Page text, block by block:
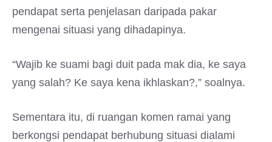
pendapat serta penjelasan daripada pakar
mengenai situasi yang dihadapinya.
“Wajib ke suami bagi duit pada mak dia, ke saya
yang salah? Ke saya kena ikhlaskan?,” soalnya.
Sementara itu, di ruangan komen ramai yang
berkongsi pendapat berhubung situasi dialami